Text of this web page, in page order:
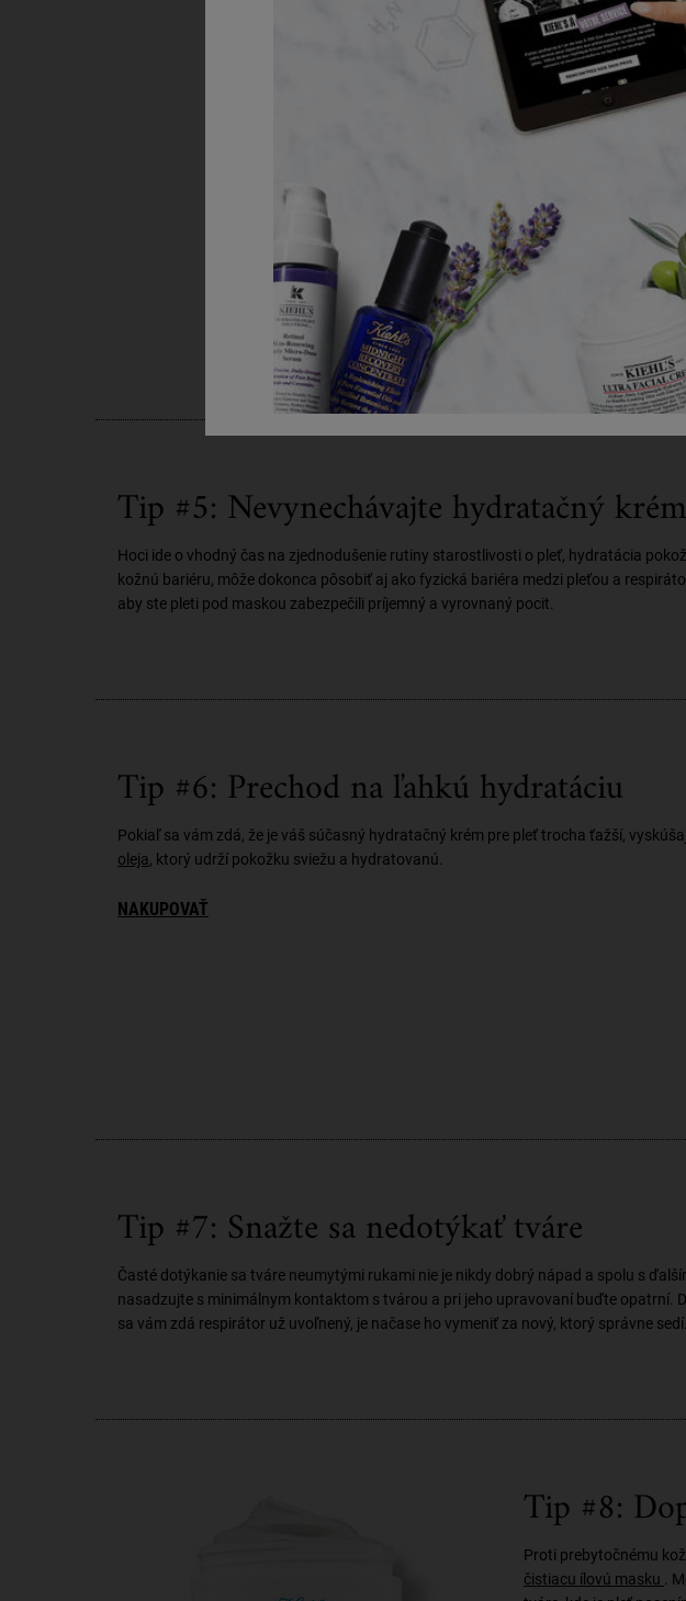
Tip #4:
Silnejšia pleť lepšie
Tip #5: Nevynechávajte hydratačný
Hoci ide o vhodný čas na zjednodušenie rutiny starostlivosti o pleť, hydratácia
kožnú bariéru, môže dokonca pôsobiť aj ako fyzická bariéra medzi pleťou a
aby ste pleti pod maskou zabezpečili príjemný a vyrovnaný pocit.
Tip #6: Prechod na ľahkú hydratáciu
Pokiaľ sa vám zdá, že je váš súčasný hydratačný krém pre pleť trocha ťažší,
oleja , ktorý udrží pokožku sviežu a hydratovanú.
NAKUPOVAŤ
Tip #7: Snažte sa nedotýkať tváre
Časté dotýkanie sa tváre neumytými rukami nie je nikdy dobrý nápad a spolu s
nasadzujte s minimálnym kontaktom s tvárou a pri jeho upravovaní buďte opatrní.
sa vám zdá respirátor už uvoľnený, je načase ho vymeniť za nový, ktorý správne sedí.
Tip #8:
Proti prebytočnému
čistiacu ílovú masku
.